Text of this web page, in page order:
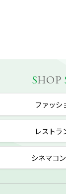
SHOP
ファッシ
レストラ
シネマコ